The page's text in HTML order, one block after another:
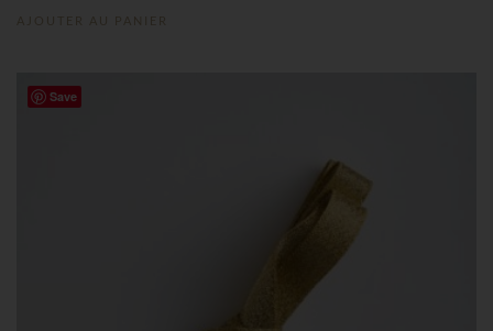
AJOUTER AU PANIER
Save